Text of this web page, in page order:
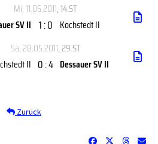
Mi, 11.05.2011, 14.ST
SV II 1 : 0 Kochstedt II
Sa, 28.05.2011, 29.ST
II 0 : 4 Dessauer SV II
Zurück